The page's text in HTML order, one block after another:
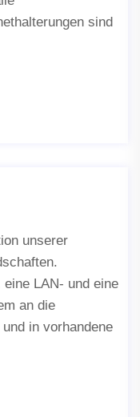
sind
unserer
LAN- und eine
an die
in vorhandene